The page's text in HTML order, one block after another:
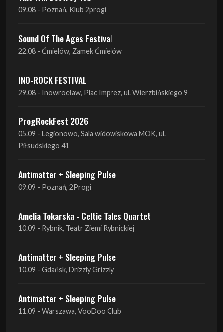
09.08 - Poznań, Klub 2progi
Sound Of The Ages Festival
22.08 - Ćmielów, Zamek Ćmielów
INO-ROCK FESTIVAL
29.08 - Inowrocław, Plac Imprez, ul. Wierzbińskiego 9
ProgRockFest 2026
05.09 - Legionowo, Sala widowiskowa MOK, ul.
Piłsudskiego 41
Antimatter + Sleeping Pulse
09.09 - Poznań, 2Progi
Amelia Tokarska - Celtic Tales Quartet
10.09 - Rybnik, Teatr Ziemi Rybnickiej
Antimatter + Sleeping Pulse
10.09 - Gdańsk, Drizzly Grizzly
Antimatter + Sleeping Pulse
11.09 - Warszawa, VooDoo Club